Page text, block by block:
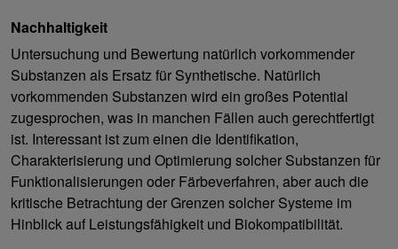
Nachhaltigkeit
Untersuchung und Bewertung natürlich vorkommender
Substanzen als Ersatz für Synthetische. Natürlich
vorkommenden Substanzen wird ein großes Potential
zugesprochen, was in manchen Fällen auch gerechtfertigt
ist. Interessant ist zum einen die Identifikation,
Charakterisierung und Optimierung solcher Substanzen für
Funktionalisierungen oder Färbeverfahren, aber auch die
kritische Betrachtung der Grenzen solcher Systeme im
Hinblick auf Leistungsfähigkeit und Biokompatibilität.